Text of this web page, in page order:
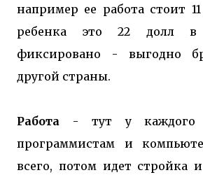
например ее работа стоит
ребенка это 22 долл в
фиксировано - выгодно
другой страны.
Работа - тут у каждого
программистам и
всего, потом идет стройка